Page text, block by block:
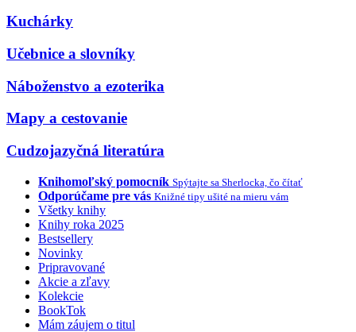
Kuchárky
Učebnice a slovníky
Náboženstvo a ezoterika
Mapy a cestovanie
Cudzojazyčná literatúra
Knihomoľský pomocník Spýtajte sa Sherlocka, čo čítať
Odporúčame pre vás Knižné tipy ušité na mieru vám
Všetky knihy
Knihy roka 2025
Bestsellery
Novinky
Pripravované
Akcie a zľavy
Kolekcie
BookTok
Mám záujem o titul